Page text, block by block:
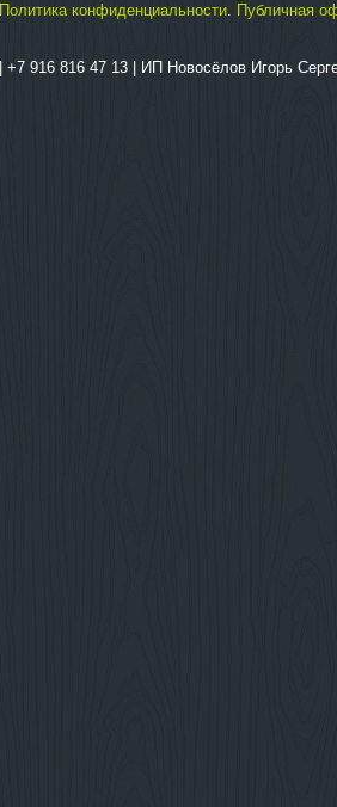
Политика конфиденциальности. Публичная
| +7 916 816 47 13 | ИП Новосёлов Игорь